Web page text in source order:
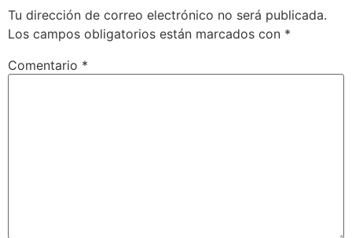
Tu dirección de correo electrónico no será publicada.
Los campos obligatorios están marcados con *
Comentario *